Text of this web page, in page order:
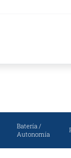
Batería /
Autonomía